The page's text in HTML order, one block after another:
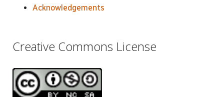
Acknowledgements
Creative Commons License